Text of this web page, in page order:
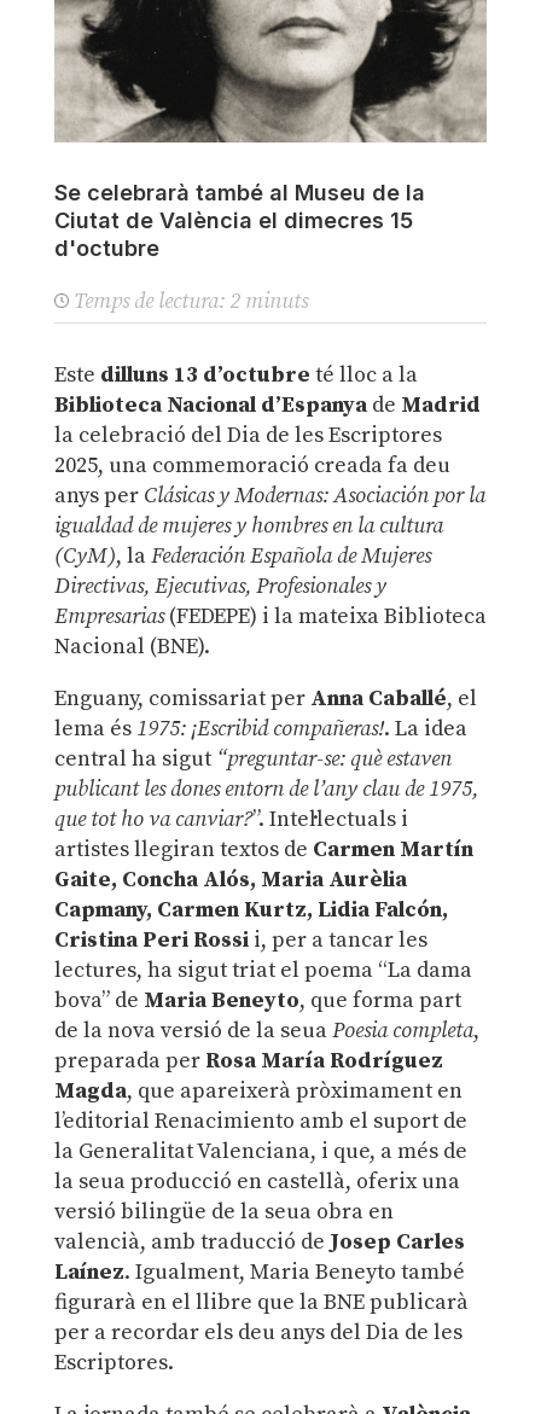
Se celebrarà també al Museu de la
Ciutat de València el dimecres 15
d'octubre
Temps de lectura: 2 minuts
Este dilluns 13 d’octubre té lloc a la
Biblioteca Nacional d’Espanyade Madrid
la celebració del Dia de les Escriptores
2025, una commemoració creada fa deu
anys perClásicas y Modernas: Asociación por la
igualdad de mujeres y hombres en la cultura
(CyM), laFederación Española de Mujeres
Directivas, Ejecutivas, Profesionales y
Empresarias(FEDEPE) i la mateixa Biblioteca
Nacional (BNE).
Enguany, comissariat per Anna Caballé, el
lema és 1975: ¡Escribid compañeras!. La idea
central ha sigut “preguntar-se: què estaven
publicant les dones entorn de l’any clau de 1975,
que tot ho va canviar?”. Intel·lectuals i
artistes llegiran textos de Carmen Martín
Gaite, Concha Alós, Maria Aurèlia
Capmany, Carmen Kurtz, Lidia Falcón,
Cristina Peri Rossii, per a tancar les
lectures, ha sigut triat el poema “La dama
bova” de Maria Beneyto, que forma part
de la nova versió de la seuaPoesia completa,
preparada per Rosa María Rodríguez
Magda, que apareixerà pròximament en
l’editorial Renacimiento amb el suport de
la Generalitat Valenciana, i que, a més de
la seua producció en castellà, oferix una
versió bilingüe de la seua obra en
valencià, amb traducció de Josep Carles
Laínez. Igualment, Maria Beneyto també
figurarà en el llibre que la BNE publicarà
per a recordar els deu anys del Dia de les
Escriptores.